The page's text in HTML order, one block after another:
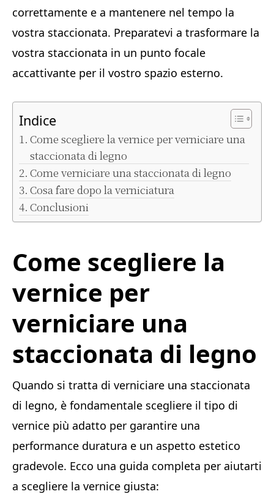
correttamente e a mantenere nel tempo la
vostra staccionata. Preparatevi a trasformare la
vostra staccionata in un punto focale
accattivante per il vostro spazio esterno.
Indice
Come scegliere la vernice per verniciare una
staccionata di legno
Come verniciare una staccionata di legno
Cosa fare dopo la verniciatura
Conclusioni
Come scegliere la
vernice per
verniciare una
staccionata di legno
Quando si tratta di verniciare una staccionata
di legno, è fondamentale scegliere il tipo di
vernice più adatto per garantire una
performance duratura e un aspetto estetico
gradevole. Ecco una guida completa per aiutarti
a scegliere la vernice giusta: